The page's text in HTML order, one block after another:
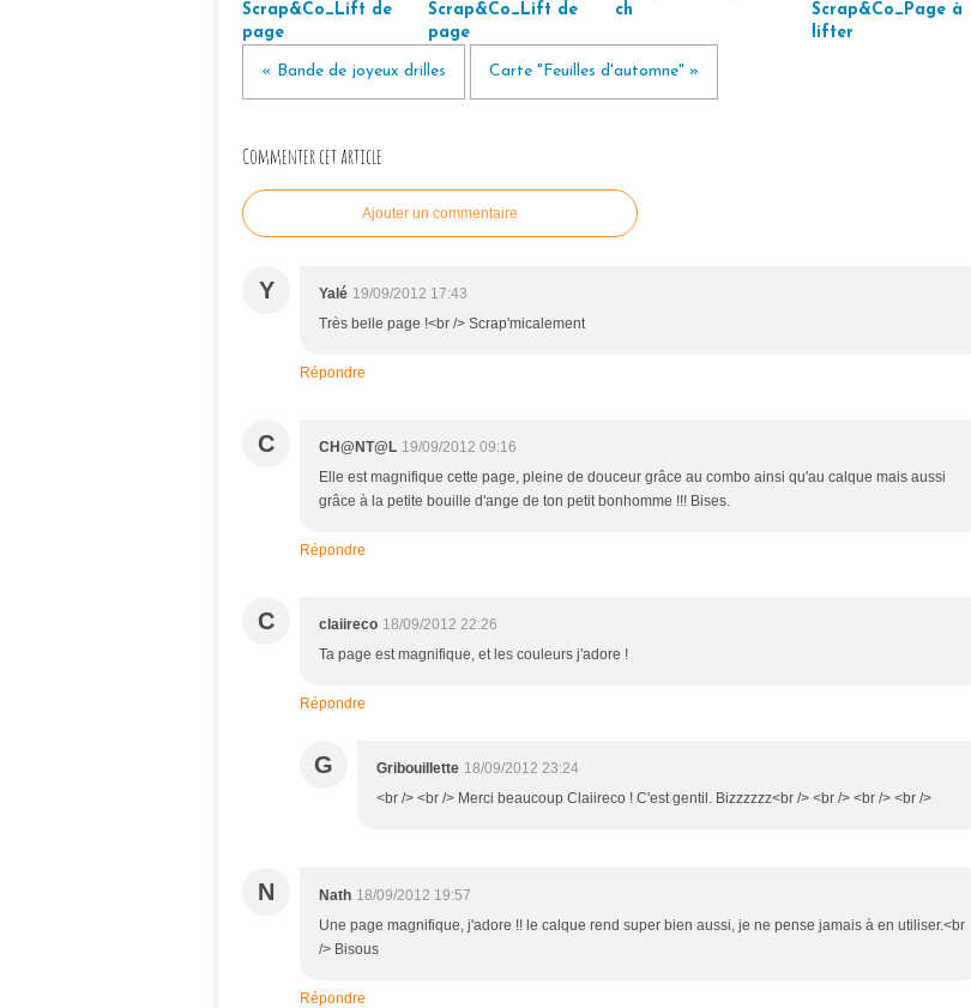
Scrap&Co_Lift de
page
Scrap&Co_Lift de
page
ch
Scrap&Co_Page à
lifter
« Bande de joyeux drilles Carte "Feuilles d'automne" »
Commenter cet article
Ajouter un commentaire
Y Yalé 19/09/2012 17:43
Très belle page !<br /> Scrap'micalement
Répondre
C CH@NT@L 19/09/2012 09:16
Elle est magnifique cette page, pleine de douceur grâce au combo ainsi qu'au calque mais aussi
grâce à la petite bouille d'ange de ton petit bonhomme !!! Bises.
Répondre
C claiireco 18/09/2012 22:26
Ta page est magnifique, et les couleurs j'adore !
Répondre
G Gribouillette 18/09/2012 23:24
<br /> <br /> Merci beaucoup Claiireco ! C'est gentil. Bizzzzzz<br /> <br /> <br /> <br />
N Nath 18/09/2012 19:57
Une page magnifique, j'adore !! le calque rend super bien aussi, je ne pense jamais à en utiliser.<br
/> Bisous
Répondre